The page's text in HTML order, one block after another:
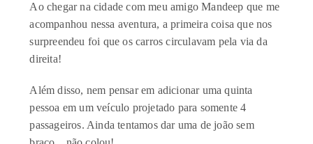
Ao chegar na cidade com meu amigo Mandeep que me
acompanhou nessa aventura, a primeira coisa que nos
surpreendeu foi que os carros circulavam pela via da
direita!
Além disso, nem pensar em adicionar uma quinta
pessoa em um veículo projetado para somente 4
passageiros. Ainda tentamos dar uma de joão sem